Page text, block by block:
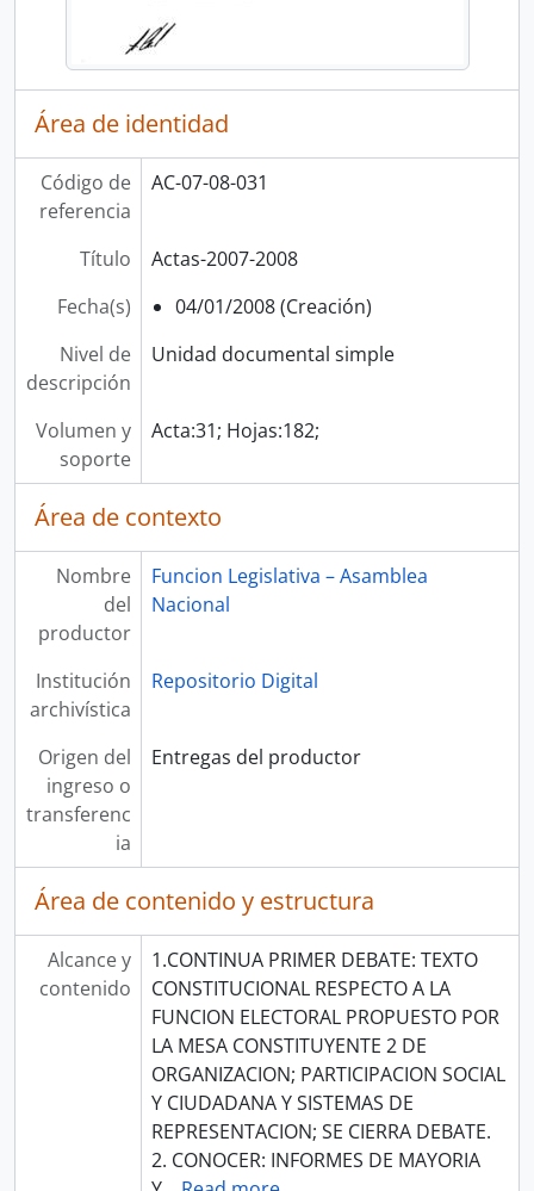
Área de identidad
Código de
referencia
AC-07-08-031
Título
Actas-2007-2008
Fecha(s)
04/01/2008 (Creación)
Nivel de
descripción
Unidad documental simple
Volumen y
soporte
Acta:31; Hojas:182;
Área de contexto
Nombre
del
productor
Funcion Legislativa – Asamblea
Nacional
Institución
archivística
Repositorio Digital
Origen del
ingreso o
transferenc
ia
Entregas del productor
Área de contenido y estructura
Alcance y
contenido
1.CONTINUA PRIMER DEBATE: TEXTO
CONSTITUCIONAL RESPECTO A LA
FUNCION ELECTORAL PROPUESTO POR
LA MESA CONSTITUYENTE 2 DE
ORGANIZACION; PARTICIPACION SOCIAL
Y CIUDADANA Y SISTEMAS DE
REPRESENTACION; SE CIERRA DEBATE.
2. CONOCER: INFORMES DE MAYORIA